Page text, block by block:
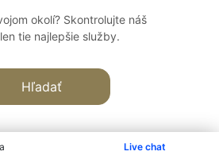
Live chat
okolí? Skontrolujte náš
tie najlepšie služby.
Hľadať